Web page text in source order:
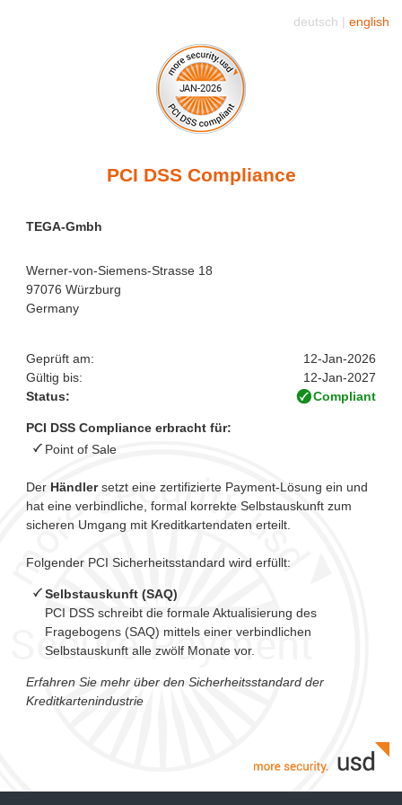
deutsch | english
PCI DSS Compliance
TEGA-Gmbh
Werner-von-Siemens-Strasse 18
97076 Würzburg
Germany
Geprüft am:
12-Jan-2026
Gültig bis:
12-Jan-2027
Status:
Compliant
PCI DSS Compliance erbracht für:
Point of Sale
Der Händlersetzt eine zertifizierte Payment-Lösung ein und
hat eine verbindliche, formal korrekte Selbstauskunft zum
sicheren Umgang mit Kreditkartendaten erteilt.
Folgender PCI Sicherheitsstandard wird erfüllt:
Selbstauskunft (SAQ)
PCI DSS schreibt die formale Aktualisierung des
Fragebogens (SAQ) mittels einer verbindlichen
Selbstauskunft alle zwölf Monate vor.
Erfahren Sie mehr über den Sicherheitsstandard der
Kreditkartenindustrie